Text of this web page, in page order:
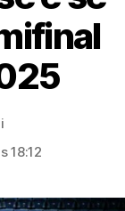
18:12